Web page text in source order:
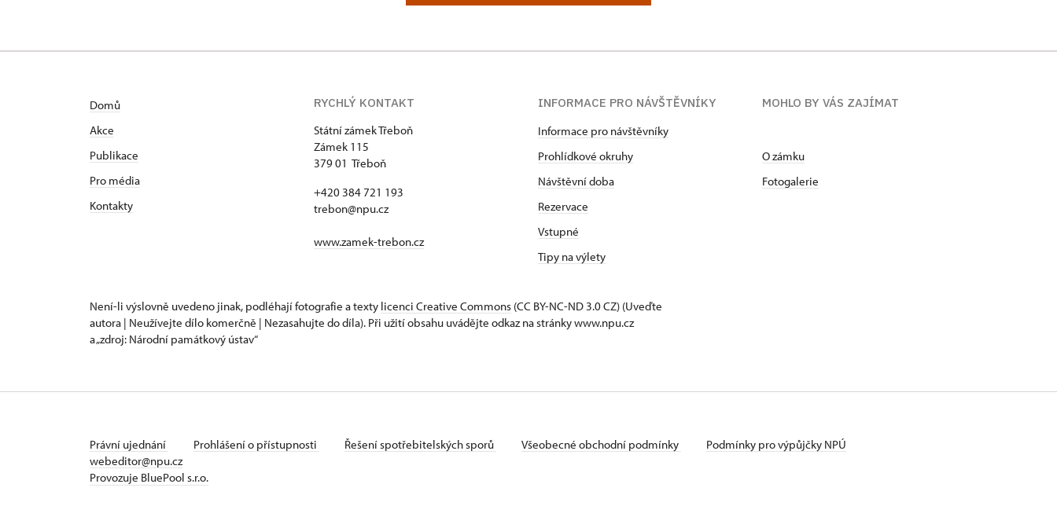
Domů
Akce
Publikace
Pro média
Kontakty
RYCHLÝ KONTAKT
Státní zámek Třeboň
Zámek 115
379 01 Třeboň
+420 384 721 193
trebon@npu.cz
www.zamek-trebon.cz
INFORMACE PRO NÁVŠTĚVNÍKY
Informace pro návštěvníky
Prohlídkové okruhy
Návštěvní doba
Rezervace
Vstupné
Tipy na výlety
MOHLO BY VÁS ZAJÍMAT
O zámku
Fotogalerie
Není-li výslovně uvedeno jinak, podléhají fotografie a texty licenci Creative Commons (CC BY-NC-ND 3.0 CZ) (Uveďte
autora | Neužívejte dílo komerčně | Nezasahujte do díla). Při užití obsahu uvádějte odkaz na stránky www.npu.cz
a „zdroj: Národní památkový ústav“
Právní ujednání Prohlášení o přístupnosti Řešení spotřebitelských sporů Všeobecné obchodní podmínky
Podmínky pro výpůjčky NPÚ
webeditor@npu.cz
Provozuje BluePool s.r.o.